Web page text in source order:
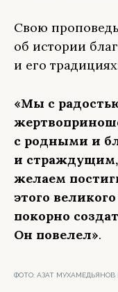
Свою
об истории
и его
«Мы с
с родными и
и
желаем
этого
покорно
Он повелел».
ФОТО: АЗАТ